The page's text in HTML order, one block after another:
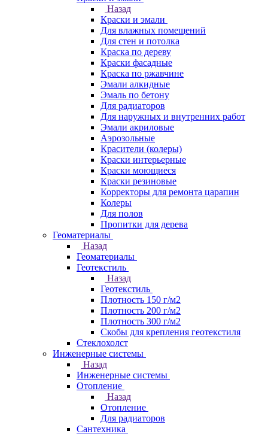
Назад
Краски и эмали
Для влажных помещений
Для стен и потолка
Краска по дереву
Краски фасадные
Краска по ржавчине
Эмали алкидные
Эмаль по бетону
Для радиаторов
Для наружных и внутренних работ
Эмали акриловые
Аэрозольные
Красители (колеры)
Краски интерьерные
Краски моющиеся
Краски резиновые
Корректоры для ремонта царапин
Колеры
Для полов
Пропитки для дерева
Геоматериалы
Назад
Геоматериалы
Геотекстиль
Назад
Геотекстиль
Плотность 150 г/м2
Плотность 200 г/м2
Плотность 300 г/м2
Скобы для крепления геотекстиля
Стеклохолст
Инженерные системы
Назад
Инженерные системы
Отопление
Назад
Отопление
Для радиаторов
Сантехника